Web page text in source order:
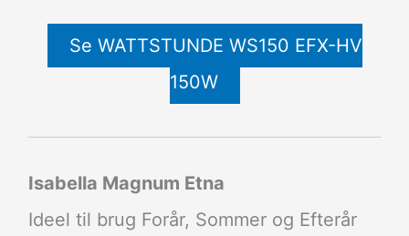
Se WATTSTUNDE WS150 EFX-HV
150W
Isabella Magnum Etna
Ideel til brug Forår, Sommer og Efterår